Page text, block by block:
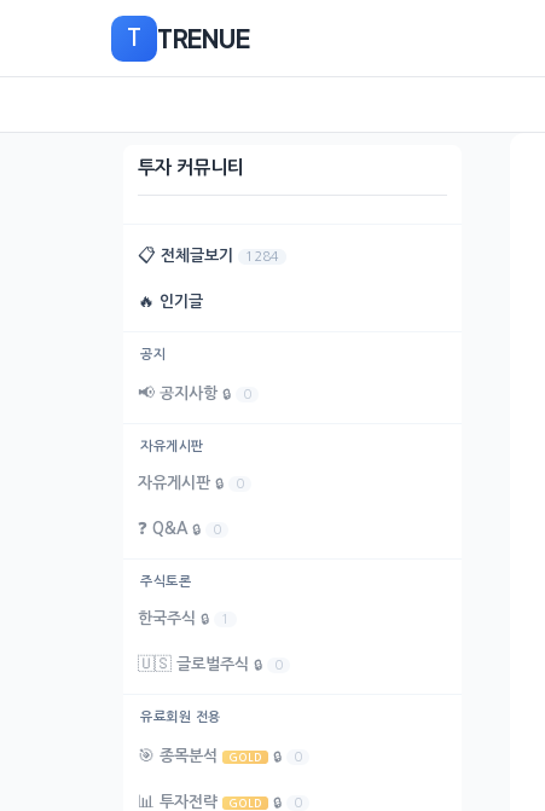
으
이
T TRENUE
투자 커뮤니티
📋 전체글보기 1284
🔥 인기글
공지
📢 공지사항 🔒 0
자유게시판
자유게시판 🔒 0
❓ Q&A 🔒 0
주식토론
한국주식 🔒 1
🇺🇸 글로벌주식 🔒 0
유료회원 전용
🎯 종목분석 GOLD 🔒 0
📊 투자전략 GOLD 🔒 0